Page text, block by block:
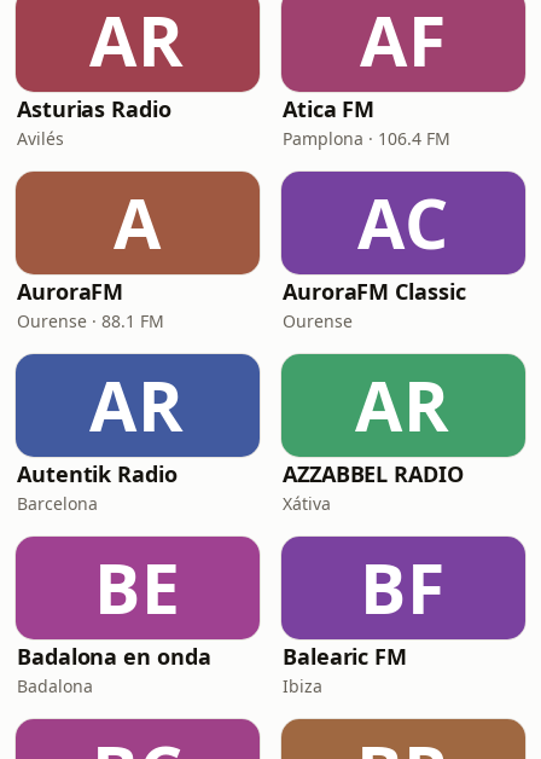
AR
Asturias Radio
Avilés
AF
Atica FM
Pamplona · 106.4 FM
A
AuroraFM
Ourense · 88.1 FM
AC
AuroraFM Classic
Ourense
AR
Autentik Radio
Barcelona
AR
AZZABBEL RADIO
Xátiva
BE
Badalona en onda
Badalona
BF
Balearic FM
Ibiza